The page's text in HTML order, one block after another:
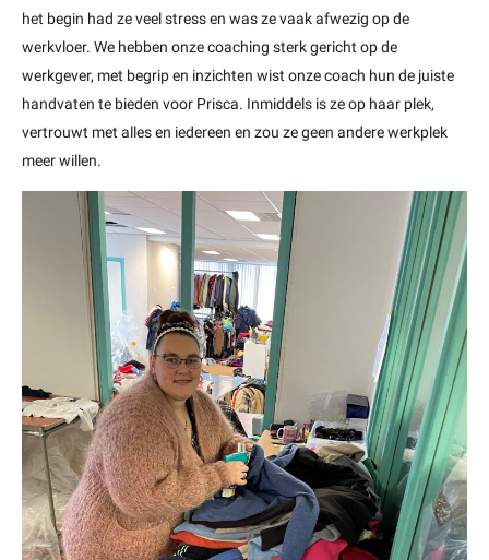
het begin had ze veel stress en was ze vaak afwezig op de
werkvloer. We hebben onze coaching sterk gericht op de
werkgever, met begrip en inzichten wist onze coach hun de juiste
handvaten te bieden voor Prisca. Inmiddels is ze op haar plek,
vertrouwt met alles en iedereen en zou ze geen andere werkplek
meer willen.